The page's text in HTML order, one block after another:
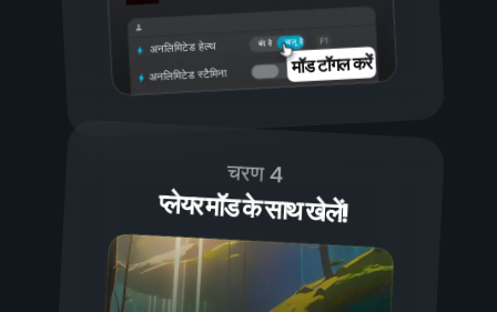
चालू है
बंद है
अनलिमिटेड हेल्थ
अनलिमिटेड स्टैमिना मॉड टॉगल करें
चरण 4
प्लेयर मॉड के साथ खेलें!